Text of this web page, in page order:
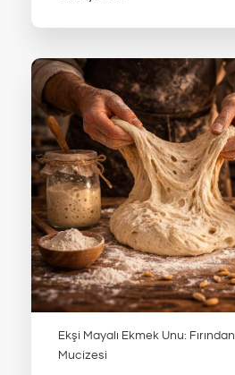
Ekşi Mayalı Ekmek Unu:
Mucizesi